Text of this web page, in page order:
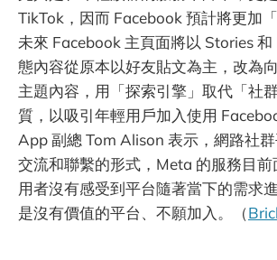
TikTok，因而 Facebook 預計將更加
未來 Facebook 主頁面將以 Stories 和
態內容從原本以好友貼文為主，改為
主題內容，用「探索引擎」取代「社
質，以吸引年輕用戶加入使用
App 副總 Tom Alison 表示，網路社
交流和聯繫的形式，Meta 的服務目
用者沒有感受到平台隨著當下的需求
是沒有價值的平台、不願加入。（